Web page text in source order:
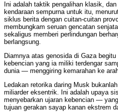
Ini adalah taktik pengalihan klasik,
kendaraan sempurna untuk itu,
siklus berita dengan cuitan-cuitan
membungkam seruan gencatan
sekaligus memberi perlindungan
berlangsung.
Diamnya atas genosida di Gaza
kebencian yang ia miliki terdengar
dunia — menggiring kemarahan ke
Ledakan retorika daring Musk
miliarder eksentrik. Ini adalah upaya
menyebarkan ujaran kebencian —
tujuan gerakan sayap kanan ekstrem